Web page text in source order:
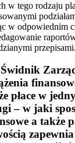
w tego rodzaju
w odpowiednim
przepisami.
Świdnik
płace w
– w jaki
a także